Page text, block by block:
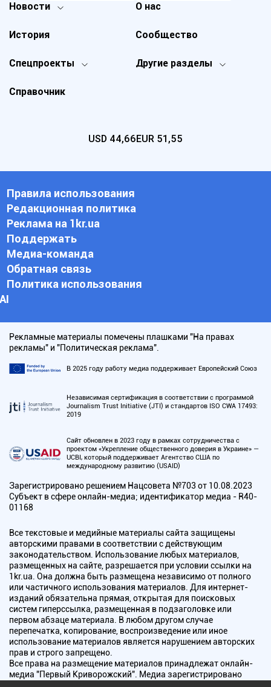
Новости
Спецпроекты Другие разделы
История
О нас
Справочник
Сообщество
USD 44,66EUR 51,55
Правила использования
Редакционная политика
Реклама на 1kr.ua
Поддержать
Медиа-команда
Обратная связь
Политика использования
АI
Рекламные материалы помечены плашками "На правах
рекламы" и "Политическая реклама".
В 2025 году работу медиа поддерживает Европейский Союз
Независимая сертификация в соответствии с программой
Journalism Trust Initiative (JTI) и стандартов ISO CWA 17493:
2019
Сайт обновлен в 2023 году в рамках сотрудничества с
проектом «Укрепление общественного доверия в Украине» —
UCBI, который поддерживает Агентство США по
международному развитию (USAID)
Зарегистрировано решением Нацсовета №703 от 10.08.2023
Субъект в сфере онлайн-медиа; идентификатор медиа - R40-
01168
Все текстовые и медийные материалы сайта защищены
авторскими правами в соответствии с действующим
законодательством. Использование любых материалов,
размещенных на сайте, разрешается при условии ссылки на
1kr.ua. Она должна быть размещена независимо от полного
или частичного использования материалов. Для интернет-
изданий обязательна прямая, открытая для поисковых
систем гиперссылка, размещенная в подзаголовке или
первом абзаце материала. В любом другом случае
перепечатка, копирование, воспроизведение или иное
использование материалов является нарушением авторских
прав и строго запрещено.
Все права на размещение материалов принадлежат онлайн-
медиа "Первый Криворожский". Медиа зарегистрировано